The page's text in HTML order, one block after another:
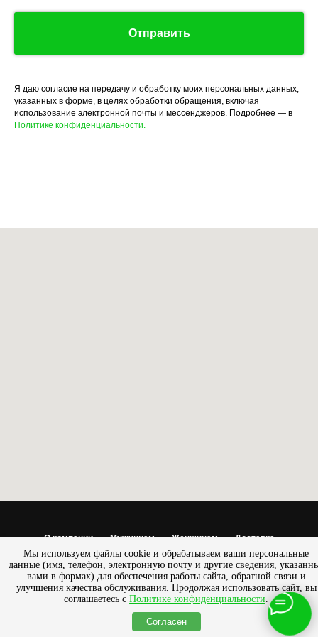
Отправить
Я даю согласие на передачу и обработку моих персональных данных,
указанных в форме, в целях обработки обращения, включая
использование электронной почты и мессенджеров. Подробнее — в
Политике конфиденциальности.
О компании Мужчинам Женщинам
Доставка
Обмен/возврат
© 2013 - 2025 Салон — магазин «ПРЕСТИЖ» | Разработано
SemanticaLab
Мы используем файлы cookie и обрабатываем ваши персональные
данные (имя, телефон, электронную почту и другие сведения,
вами в формах) для обеспечения работы сайта, обратной связи и
улучшения качества обслуживания. Продолжая использовать сайт, вы
соглашаетесь с Политике конфиденциальности.
Согласен